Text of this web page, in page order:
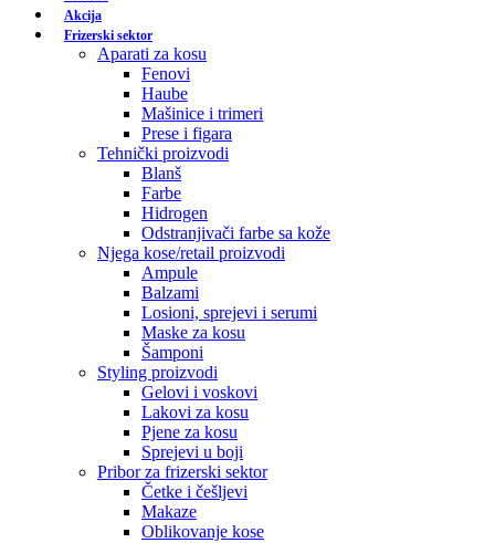
Akcija
Frizerski sektor
Aparati za kosu
Fenovi
Haube
Mašinice i trimeri
Prese i figara
Tehnički proizvodi
Blanš
Farbe
Hidrogen
Odstranjivači farbe sa kože
Njega kose/retail proizvodi
Ampule
Balzami
Losioni, sprejevi i serumi
Maske za kosu
Šamponi
Styling proizvodi
Gelovi i voskovi
Lakovi za kosu
Pjene za kosu
Sprejevi u boji
Pribor za frizerski sektor
Četke i češljevi
Makaze
Oblikovanje kose